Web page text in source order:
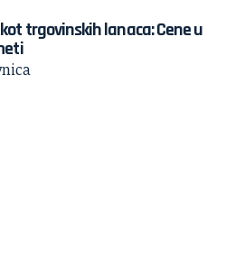
trgovinskih lanaca: Cene u